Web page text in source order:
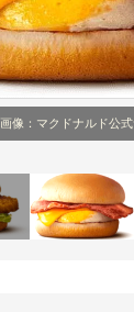
画像：マクドナルド公式